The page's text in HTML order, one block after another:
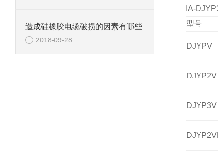
造成硅橡胶电缆破损的因素有哪些
2018-09-28
IA-
型号
DJYPV
DJYP2V
DJYP3V